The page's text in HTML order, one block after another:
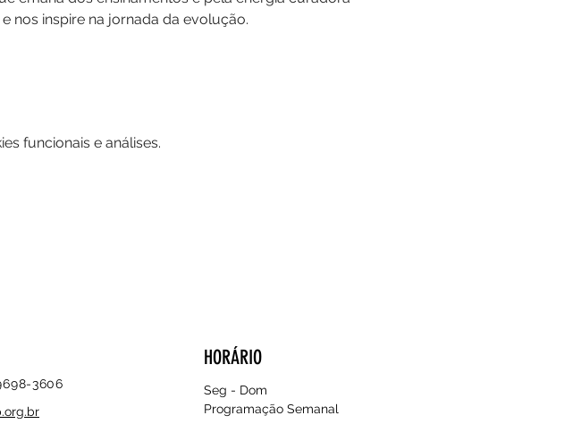
nos inspire na jornada da evolução.
funcionais e análises.
3606
HORÁRIO
Seg - Dom
Programação Semanal